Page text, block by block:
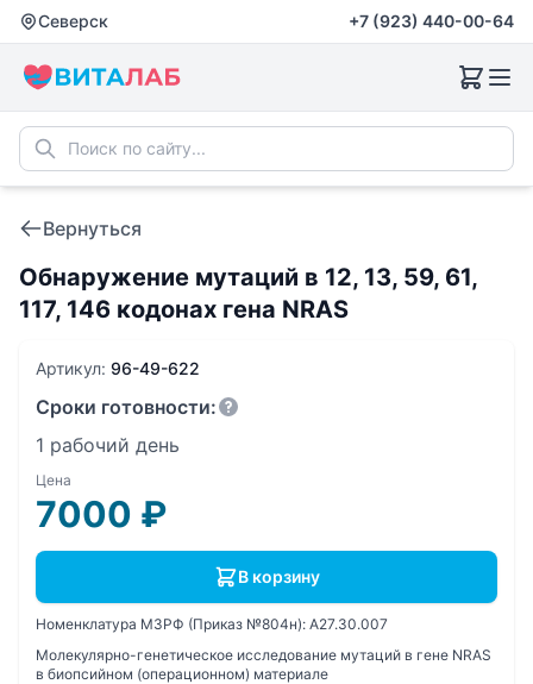
Северск +7 (923) 440-00-64
Вернуться
Обнаружение мутаций в 12, 13, 59, 61,
117, 146 кодонах гена NRAS
Артикул: 96-49-622
Сроки готовности:
1 рабочий день
Цена
7000 ₽
В корзину
Номенклатура МЗРФ (Приказ №804н): A27.30.007
Молекулярно-генетическое исследование мутаций в гене NRAS
в биопсийном (операционном) материале